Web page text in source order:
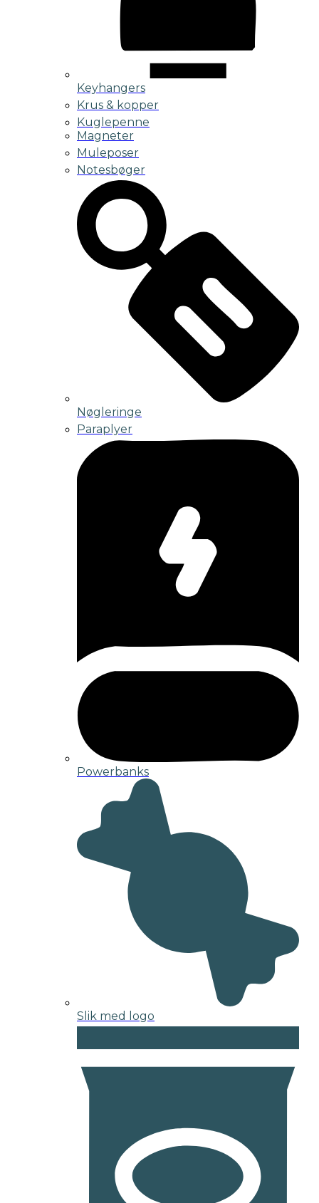
Keyhangers
Krus & kopper
Kuglepenne
Magneter
Muleposer
Notesbøger
Nøgleringe
Paraplyer
Powerbanks
Slik med logo